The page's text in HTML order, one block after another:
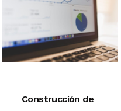
Construcción de